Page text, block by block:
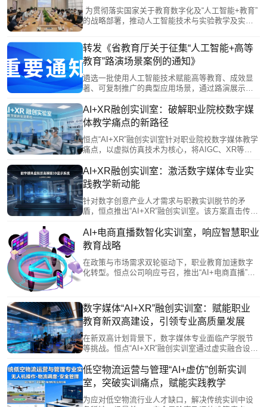
为贯彻落实国家关于教育数字化及“人工智能+教育”
的战略部署，推动人工智能技术与实验教学及实验
了“AI+空间智能赋能未来实验中心建设”专题研讨
会。
转发《省教育厅关于征集“人工智能+高等
教育”路演场景案例的通知》
遴选一批使用人工智能技术赋能高等教育、成效显
著、可复制推广的典型应用场景，通过路演展示、
能赋能我省高等教育改革发展。
AI+XR融创实训室：破解职业院校数字媒
体教学痛点的新路径
恒点“AI+XR”融创实训室针对职业院校数字媒体教学
痛点，以虚拟仿真技术为核心，将AIGC、XR等产
实训环境。通过智能评估与AI助教减轻教师负担，
助力学生产出高质量作品，有效破解学用脱节难
题，为职业教育数字化转型与产教深度融合提供了
一体化解决方案。
AI+XR融创实训室：激活数字媒体专业实
践教学新动能
针对数字创意产业人才需求与职教实训脱节的矛
盾，恒点推出“AI+XR”融创实训室。该方案直击传统
大痛点，构建了以AI赋能、XR呈现、数字人驱动的
全链路实践教学体系。通过整合AIGC创作、虚拟拍
摄、动捕开发等前沿技术及沉浸式测试平台，让学
生在校园内模拟产业真实环境，掌握全流程技能，
产出高质量作品，有效提升职业竞争力。此举为职
AI+电商直播数智化实训室，响应智慧职业
教育战略
在政策与市场需求双轮驱动下，职业教育加速数字
化转型。恒点公司响应号召，推出“AI+电商直播”数
滞后的问题。该方案通过虚实结合的教学新模式，
有效缩短学生技能掌握与岗位适应时间，为培养数
字经济时代的高素质技术技能人才提供了创新路径
与有力支撑。
数字媒体“AI+XR”融创实训室：赋能职业
教育新双高建设，引领专业高质量发展
在新双高计划背景下，数字媒体专业面临产学脱节
等挑战。恒点“AI+XR”融创实训室通过虚实融合设备
化实训任务，覆盖从AI创作到XR开发的全产业链流
程。实训室构建协同育人生态，支持课赛证融通，
培育技术复合型数字新质人才，并推动教学向AI赋
能、项目驱动的模式转型，为职业教育数字化发展
低空物流运营与管理“AI+虚仿”创新实训
室，突破实训痛点，赋能实践教学
为应对低空物流行业人才缺口，解决传统实训中设